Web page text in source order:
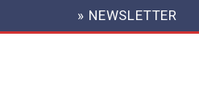
HEADER
MENU
» NEWSLETTER